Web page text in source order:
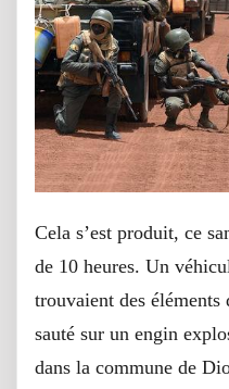
Cela s’est produit, ce
de 10 heures. Un
trouvaient des éléments
sauté sur un engin
dans la commune de